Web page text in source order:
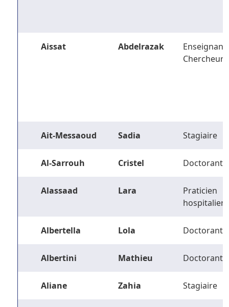
Aissat Abdelrazak
Enseignant-
Chercheur
Ait-Messaoud Sadia Stagiaire
Al-Sarrouh Cristel Doctorant
Alassaad Lara
Praticien
hospitalier
Albertella Lola Doctorant
Albertini Mathieu Doctorant
Aliane Zahia Stagiaire